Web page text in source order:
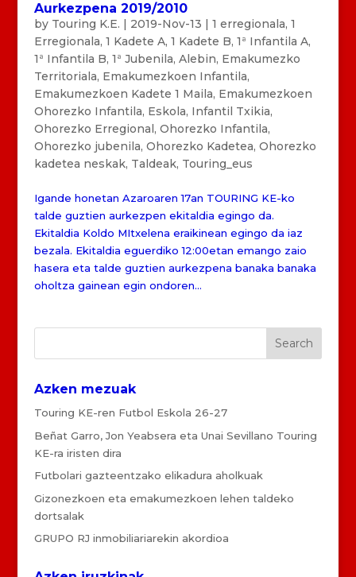
Aurkezpena 2019/2010
by Touring K.E. | 2019-Nov-13 | 1 erregionala, 1
Erregionala, 1 Kadete A, 1 Kadete B, 1ª Infantila A,
1ª Infantila B, 1ª Jubenila, Alebin, Emakumezko
Territoriala, Emakumezkoen Infantila,
Emakumezkoen Kadete 1 Maila, Emakumezkoen
Ohorezko Infantila, Eskola, Infantil Txikia,
Ohorezko Erregional, Ohorezko Infantila,
Ohorezko jubenila, Ohorezko Kadetea, Ohorezko
kadetea neskak, Taldeak, Touring_eus
Igande honetan Azaroaren 17an TOURING KE-ko
talde guztien aurkezpen ekitaldia egingo da.
Ekitaldia Koldo MItxelena eraikinean egingo da iaz
bezala. Ekitaldia eguerdiko 12:00etan emango zaio
hasera eta talde guztien aurkezpena banaka banaka
oholtza gainean egin ondoren...
Azken mezuak
Touring KE-ren Futbol Eskola 26-27
Beñat Garro, Jon Yeabsera eta Unai Sevillano Touring
KE-ra iristen dira
Futbolari gazteentzako elikadura aholkuak
Gizonezkoen eta emakumezkoen lehen taldeko
dortsalak
GRUPO RJ inmobiliariarekin akordioa